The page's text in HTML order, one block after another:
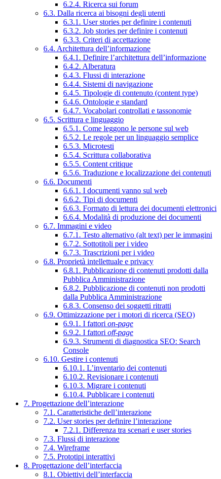
6.2.4. Ricerca sui forum
6.3. Dalla ricerca ai bisogni degli utenti
6.3.1. User stories per definire i contenuti
6.3.2. Job stories per definire i contenuti
6.3.3. Criteri di accettazione
6.4. Architettura dell’informazione
6.4.1. Definire l’architettura dell’informazione
6.4.2. Alberatura
6.4.3. Flussi di interazione
6.4.4. Sistemi di navigazione
6.4.5. Tipologie di contenuto (content type)
6.4.6. Ontologie e standard
6.4.7. Vocabolari controllati e tassonomie
6.5. Scrittura e linguaggio
6.5.1. Come leggono le persone sul web
6.5.2. Le regole per un linguaggio semplice
6.5.3. Microtesti
6.5.4. Scrittura collaborativa
6.5.5. Content critique
6.5.6. Traduzione e localizzazione dei contenuti
6.6. Documenti
6.6.1. I documenti vanno sul web
6.6.2. Tipi di documenti
6.6.3. Formato di lettura dei documenti elettronici
6.6.4. Modalità di produzione dei documenti
6.7. Immagini e video
6.7.1. Testo alternativo (alt text) per le immagini
6.7.2. Sottotitoli per i video
6.7.3. Trascrizioni per i video
6.8. Proprietà intellettuale e privacy
6.8.1. Pubblicazione di contenuti prodotti dalla
Pubblica Amministrazione
6.8.2. Pubblicazione di contenuti non prodotti
dalla Pubblica Amministrazione
6.8.3. Consenso dei soggetti ritratti
6.9. Ottimizzazione per i motori di ricerca (SEO)
6.9.1. I fattori on-page
6.9.2. I fattori off-page
6.9.3. Strumenti di diagnostica SEO: Search
Console
6.10. Gestire i contenuti
6.10.1. L’inventario dei contenuti
6.10.2. Revisionare i contenuti
6.10.3. Migrare i contenuti
6.10.4. Pubblicare i contenuti
7. Progettazione dell’interazione
7.1. Caratteristiche dell’interazione
7.2. User stories per definire l’interazione
7.2.1. Differenza tra scenari e user stories
7.3. Flussi di interazione
7.4. Wireframe
7.5. Prototipi interattivi
8. Progettazione dell’interfaccia
8.1. Obiettivi dell’interfaccia